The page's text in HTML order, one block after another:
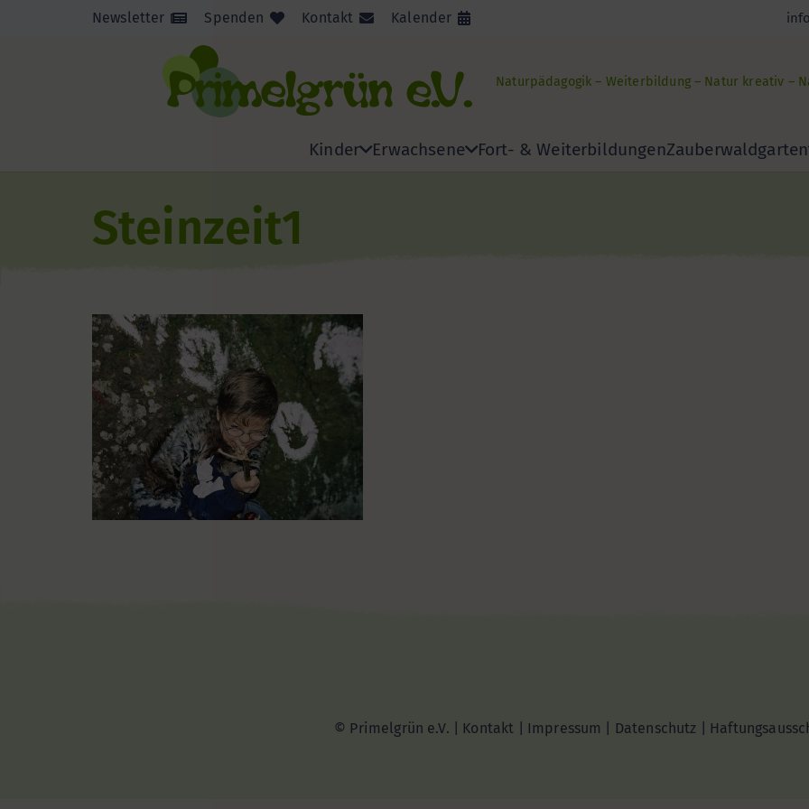
Newsletter Spenden Kontakt Kalender
Naturpädagogik – Weiterbildung – Natur kreativ –
Kinder Erwachsene Fort- & WeiterbildungenZauberwaldgarten
Steinzeit1
© Primelgrün e.V. | Kontakt Impressum Datenschutz